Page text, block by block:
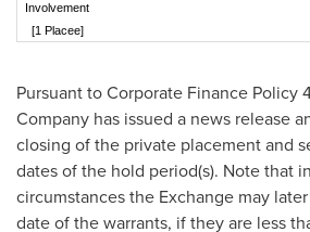
[1 Placee]
Pursuant to Corporate Finance Policy
Company has issued a news release
closing of the private placement and
dates of the hold period(s). Note that
circumstances the Exchange may
date of the warrants, if they are less